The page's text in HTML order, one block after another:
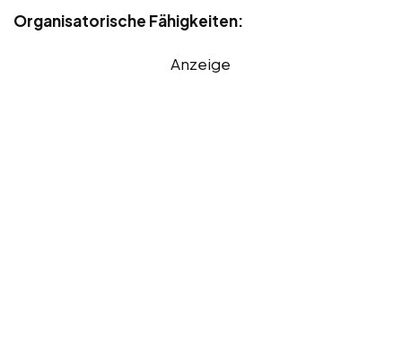
Organisatorische Fähigkeiten:
Anzeige